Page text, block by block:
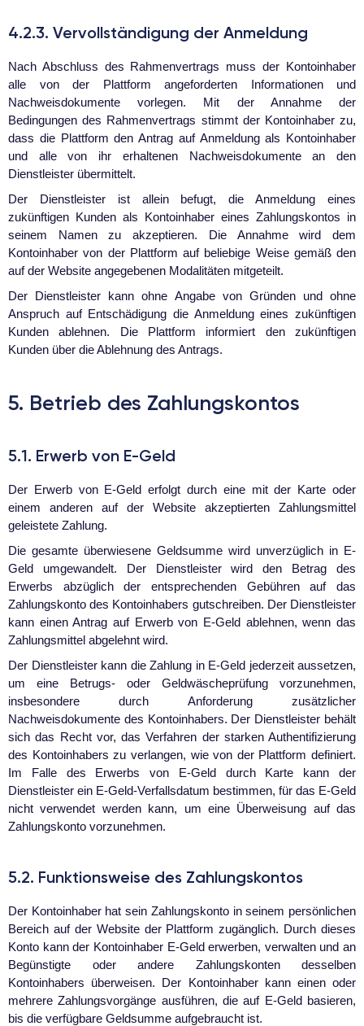
4.2.3. Vervollständigung der Anmeldung
Nach Abschluss des Rahmenvertrags muss der Kontoinhaber
alle von der Plattform angeforderten Informationen und
Nachweisdokumente vorlegen. Mit der Annahme der
Bedingungen des Rahmenvertrags stimmt der Kontoinhaber zu,
dass die Plattform den Antrag auf Anmeldung als Kontoinhaber
und alle von ihr erhaltenen Nachweisdokumente an den
Dienstleister übermittelt.
Der Dienstleister ist allein befugt, die Anmeldung eines
zukünftigen Kunden als Kontoinhaber eines Zahlungskontos in
seinem Namen zu akzeptieren. Die Annahme wird dem
Kontoinhaber von der Plattform auf beliebige Weise gemäß den
auf der Website angegebenen Modalitäten mitgeteilt.
Der Dienstleister kann ohne Angabe von Gründen und ohne
Anspruch auf Entschädigung die Anmeldung eines zukünftigen
Kunden ablehnen. Die Plattform informiert den zukünftigen
Kunden über die Ablehnung des Antrags.
5. Betrieb des Zahlungskontos
5.1. Erwerb von E-Geld
Der Erwerb von E-Geld erfolgt durch eine mit der Karte oder
einem anderen auf der Website akzeptierten Zahlungsmittel
geleistete Zahlung.
Die gesamte überwiesene Geldsumme wird unverzüglich in E-
Geld umgewandelt. Der Dienstleister wird den Betrag des
Erwerbs abzüglich der entsprechenden Gebühren auf das
Zahlungskonto des Kontoinhabers gutschreiben. Der Dienstleister
kann einen Antrag auf Erwerb von E-Geld ablehnen, wenn das
Zahlungsmittel abgelehnt wird.
Der Dienstleister kann die Zahlung in E-Geld jederzeit aussetzen,
um eine Betrugs- oder Geldwäscheprüfung vorzunehmen,
insbesondere durch Anforderung zusätzlicher
Nachweisdokumente des Kontoinhabers. Der Dienstleister behält
sich das Recht vor, das Verfahren der starken Authentifizierung
des Kontoinhabers zu verlangen, wie von der Plattform definiert.
Im Falle des Erwerbs von E-Geld durch Karte kann der
Dienstleister ein E-Geld-Verfallsdatum bestimmen, für das E-Geld
nicht verwendet werden kann, um eine Überweisung auf das
Zahlungskonto vorzunehmen.
5.2. Funktionsweise des Zahlungskontos
Der Kontoinhaber hat sein Zahlungskonto in seinem persönlichen
Bereich auf der Website der Plattform zugänglich. Durch dieses
Konto kann der Kontoinhaber E-Geld erwerben, verwalten und an
Begünstigte oder andere Zahlungskonten desselben
Kontoinhabers überweisen. Der Kontoinhaber kann einen oder
mehrere Zahlungsvorgänge ausführen, die auf E-Geld basieren,
bis die verfügbare Geldsumme aufgebraucht ist.